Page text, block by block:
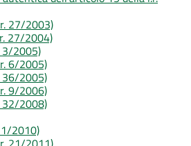
27/2003)
27/2004)
3/2005)
6/2005)
36/2005)
9/2006)
32/2008)
2010)